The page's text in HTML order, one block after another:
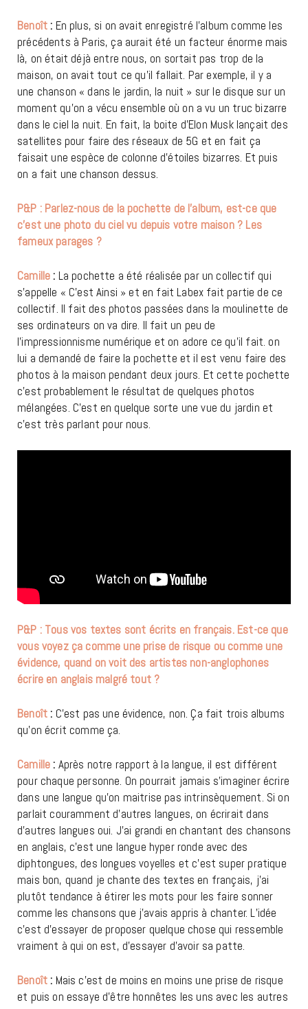
Benoît : En plus, si on avait enregistré l’album comme les
précédents à Paris, ça aurait été un facteur énorme mais
là, on était déjà entre nous, on sortait pas trop de la
maison, on avait tout ce qu’il fallait. Par exemple, il y a
une chanson « dans le jardin, la nuit » sur le disque sur un
moment qu’on a vécu ensemble où on a vu un truc bizarre
dans le ciel la nuit. En fait, la boite d’Elon Musk lançait des
satellites pour faire des réseaux de 5G et en fait ça
faisait une espèce de colonne d’étoiles bizarres. Et puis
on a fait une chanson dessus.
P&P : Parlez-nous de la pochette de l’album, est-ce que
c’est une photo du ciel vu depuis votre maison ? Les
fameux parages ?
Camille : La pochette a été réalisée par un collectif qui
s’appelle « C’est Ainsi » et en fait Labex fait partie de ce
collectif. Il fait des photos passées dans la moulinette de
ses ordinateurs on va dire. Il fait un peu de
l’impressionnisme numérique et on adore ce qu’il fait. on
lui a demandé de faire la pochette et il est venu faire des
photos à la maison pendant deux jours. Et cette pochette
c’est probablement le résultat de quelques photos
mélangées. C’est en quelque sorte une vue du jardin et
c’est très parlant pour nous.
P&P : Tous vos textes sont écrits en français. Est-ce que
vous voyez ça comme une prise de risque ou comme une
évidence, quand on voit des artistes non-anglophones
écrire en anglais malgré tout ?
Benoît : C’est pas une évidence, non. Ça fait trois albums
qu’on écrit comme ça.
Camille : Après notre rapport à la langue, il est différent
pour chaque personne. On pourrait jamais s’imaginer écrire
dans une langue qu’on maitrise pas intrinsèquement. Si on
parlait couramment d’autres langues, on écrirait dans
d’autres langues oui. J’ai grandi en chantant des chansons
en anglais, c’est une langue hyper ronde avec des
diphtongues, des longues voyelles et c’est super pratique
mais bon, quand je chante des textes en français, j’ai
plutôt tendance à étirer les mots pour les faire sonner
comme les chansons que j’avais appris à chanter. L’idée
c’est d’essayer de proposer quelque chose qui ressemble
vraiment à qui on est, d’essayer d’avoir sa patte.
Benoît : Mais c’est de moins en moins une prise de risque
et puis on essaye d’être honnêtes les uns avec les autres